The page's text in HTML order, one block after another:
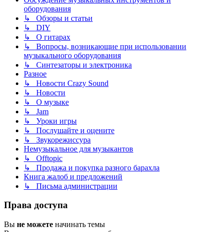
оборудования
↳ Обзоры и статьи
↳ DIY
↳ О гитарах
↳ Вопросы, возникающие при использовании
музыкального оборудования
↳ Синтезаторы и электроника
Разное
↳ Новости Crazy Sound
↳ Новости
↳ О музыке
↳ Jam
↳ Уроки игры
↳ Послушайте и оцените
↳ Звукорежиссура
Немузыкальное для музыкантов
↳ Offtopic
↳ Продажа и покупка разного барахла
Книга жалоб и предложений
↳ Письма администрации
Права доступа
Вы не можете начинать темы